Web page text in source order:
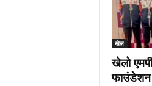
खेल
खेलो